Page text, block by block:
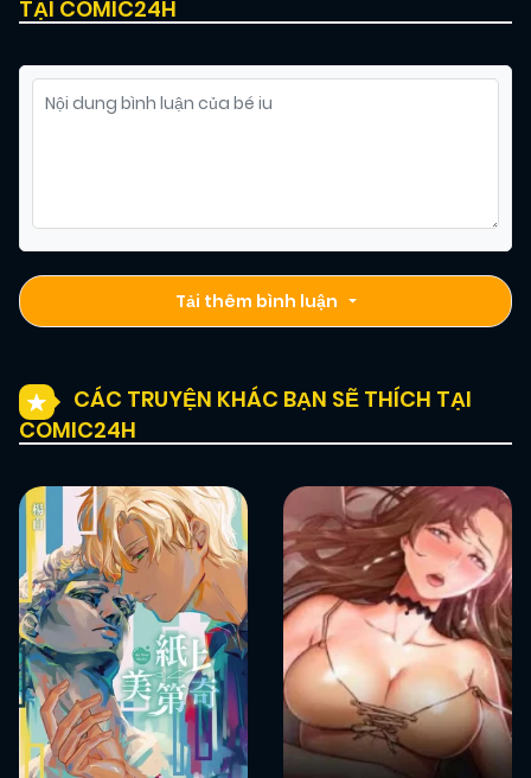
TẠI COMIC24H
Tải thêm bình luận
CÁC TRUYỆN KHÁC BẠN SẼ THÍCH TẠI
COMIC24H